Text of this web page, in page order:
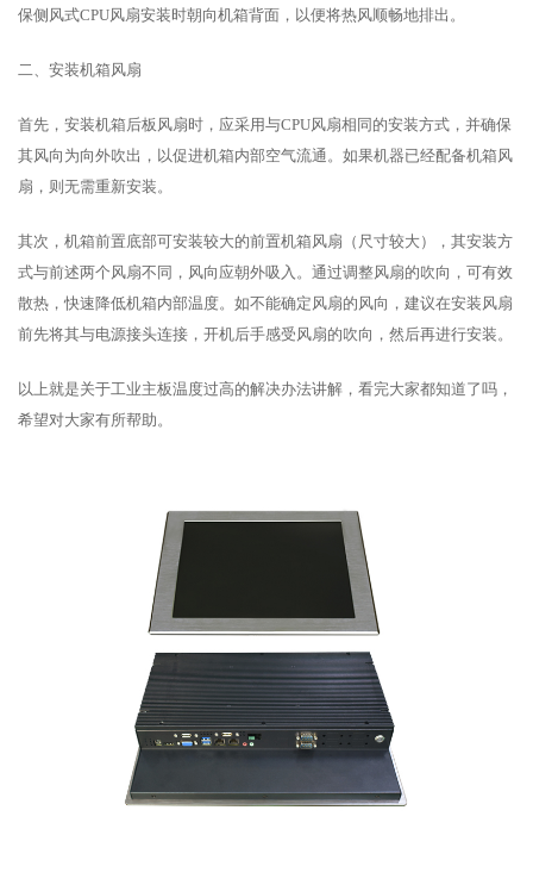
保侧风式CPU风扇安装时朝向机箱背面，以便将热风顺畅地排出。
二、安装机箱风扇
首先，安装机箱后板风扇时，应采用与CPU风扇相同的安装方式，并确保
其风向为向外吹出，以促进机箱内部空气流通。如果机器已经配备机箱风
扇，则无需重新安装。
其次，机箱前置底部可安装较大的前置机箱风扇（尺寸较大），其安装方
式与前述两个风扇不同，风向应朝外吸入。通过调整风扇的吹向，可有效
散热，快速降低机箱内部温度。如不能确定风扇的风向，建议在安装风扇
前先将其与电源接头连接，开机后手感受风扇的吹向，然后再进行安装。
以上就是关于工业主板温度过高的解决办法讲解，看完大家都知道了吗，
希望对大家有所帮助。